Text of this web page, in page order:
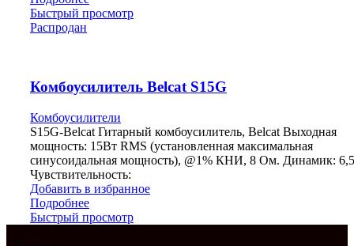
Быстрый просмотр
Распродан
Комбоусилитель Belcat S15G
Комбоусилители
S15G-Belcat Гитарный комбоусилитель, Belcat Выходная
мощность: 15Вт RMS (установленная максимальная
синусоидальная мощность), @1% КНИ, 8 Ом. Динамик:
Чувствительность:
Добавить в избранное
Подробнее
Быстрый просмотр